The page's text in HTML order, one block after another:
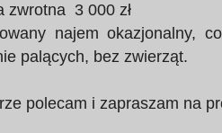
zwrotna 3 000 zł
najem okazjonalny,
palących, bez zwierząt.
polecam i zapraszam na